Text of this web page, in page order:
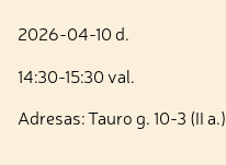
2026-04-10 d.
14:30-15:30 val.
Adresas: Tauro g. 10-3 (II a.)